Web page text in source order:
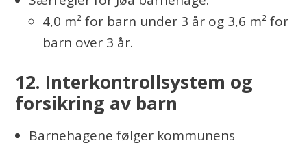
4,0 m² for barn under 3 år og 3,6 m² for
barn over 3 år.
12. Interkontrollsystem og
forsikring av barn
Barnehagene følger kommunens